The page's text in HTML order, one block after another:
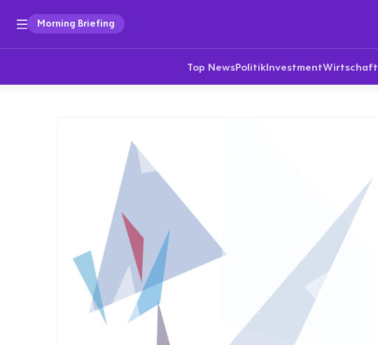
Morning Briefing
Top NewsPolitikInvestmentWirtschaft